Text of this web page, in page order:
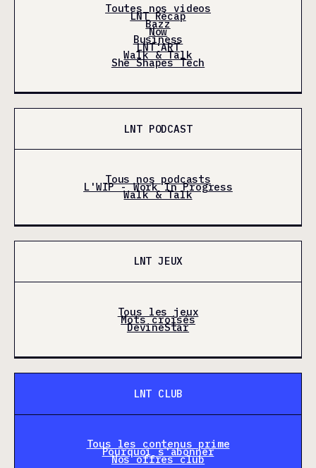
Toutes nos videos
LNT Récap
Bazz
Now
Business
LNT'ART
Walk & Talk
She Shapes Tech
LNT PODCAST
Tous nos podcasts
L'WIP - Work In Progress
Walk & Talk
LNT JEUX
Tous les jeux
Mots croisés
DevineStar
LNT CLUB
Tous les contenus prime
Pourquoi s'abonner
Nos offres club